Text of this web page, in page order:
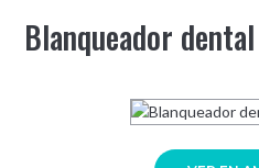
Blanqueador